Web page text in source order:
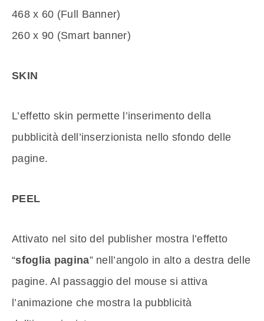
468 x 60 (Full Banner)
260 x 90 (Smart banner)
SKIN
L’effetto skin permette l’inserimento della
pubblicità dell’inserzionista nello sfondo delle
pagine.
PEEL
Attivato nel sito del publisher mostra l’effetto
“sfoglia pagina” nell’angolo in alto a destra delle
pagine. Al passaggio del mouse si attiva
l’animazione che mostra la pubblicità